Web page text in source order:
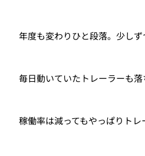
年度も変わりひと段落。少しず
毎日動いていたトレーラーも
稼働率は減ってもやっぱりトレ